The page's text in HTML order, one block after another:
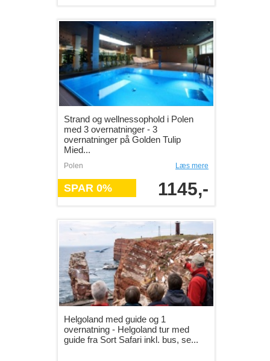
Strand og wellnessophold i Polen
med 3 overnatninger - 3
overnatninger på Golden Tulip
Mied...
Polen Læs mere
SPAR 0% 1145,-
Helgoland med guide og 1
overnatning - Helgoland tur med
guide fra Sort Safari inkl. bus, se...